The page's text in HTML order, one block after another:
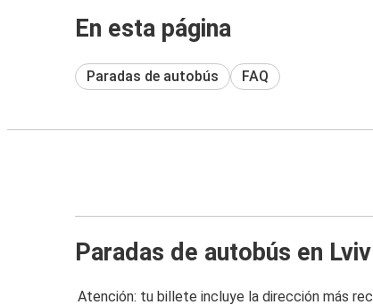
En esta página
Paradas de autobús FAQ
Paradas de autobús en Lviv
Atención: tu billete incluye la dirección más